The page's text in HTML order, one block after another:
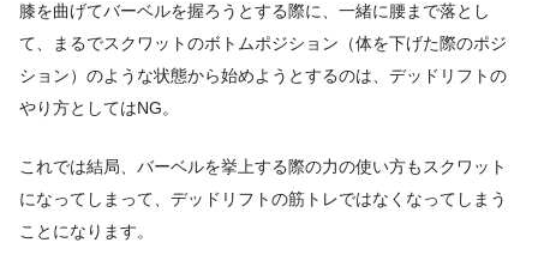
膝を曲げてバーベルを握ろうとする際に、一緒に腰まで落とし
て、まるでスクワットのボトムポジション（体を下げた際のポジ
ション）のような状態から始めようとするのは、デッドリフトの
やり方としてはNG。
これでは結局、バーベルを挙上する際の力の使い方もスクワット
になってしまって、デッドリフトの筋トレではなくなってしまう
ことになります。